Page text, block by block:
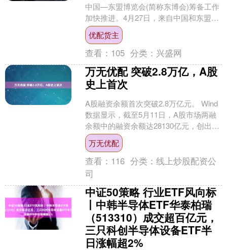
中国—东盟博览会(简称东博会)筹备工作
加快推进。4月27日，来自中国和东盟各
国经贸主管部门、东盟秘书处等东博会
共办方高官，以....
优配货主
查看： 105 分类： 兴盛网
万无优配 突破2.8万亿，A股
史上首次
A股融资余额首次突破2.8万亿元。 Wind
数据显示，截至5月11日，A股市场两融
余额中的融资余额达28130亿元，创出历
史新高。值得注意的是，这是A股市场融
资....
万无优配
查看： 116 分类：线上炒股配资公
司
中证50策略 行业ETF风向标
丨中韩半导体ETF华泰柏瑞
（513310）成交超百亿元，
三只科创半导体设备ETF半
日涨幅超2%